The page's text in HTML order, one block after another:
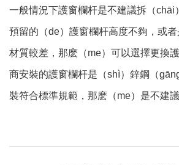
一般情況下護窗欄杆是不建議拆（chāi
預留的（de）護窗欄杆高度不夠，或
材質較差，那麽（me）可以選擇更換
商安裝的護窗欄杆是（shì）鋅鋼（
裝符合標準規範，那麽（me）是不建議